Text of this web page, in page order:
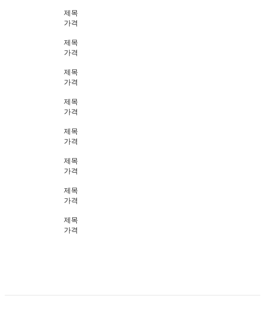
제목
가격
제목
가격
제목
가격
제목
가격
제목
가격
제목
가격
제목
가격
제목
가격